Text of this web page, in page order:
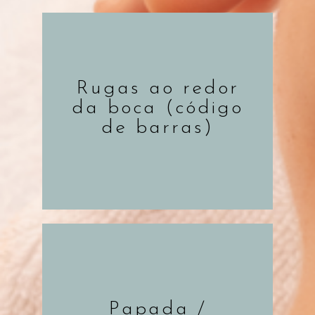
SAIBA MAIS
Rugas ao redor
da boca (código
de barras)
SAIBA MAIS
Papada /